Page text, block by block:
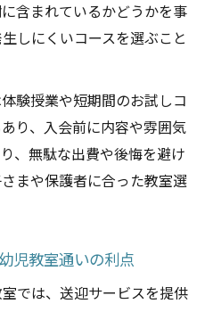
含まれているかどうかを事
しにくいコースを選ぶこと
験授業や短期間のお試しコ
り、入会前に内容や雰囲気
、無駄な出費や後悔を避け
まや保護者に合った教室選
児教室通いの利点
では、送迎サービスを提供